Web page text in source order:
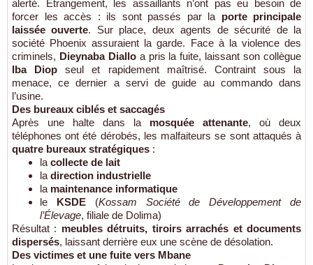
alerté. Étrangement, les assaillants n’ont pas eu besoin de
forcer les accès : ils sont passés par la porte principale
laissée ouverte. Sur place, deux agents de sécurité de la
société Phoenix assuraient la garde. Face à la violence des
criminels, Dieynaba Dialloa pris la fuite, laissant son collègue
Iba Diop seul et rapidement maîtrisé. Contraint sous la
menace, ce dernier a servi de guide au commando dans
l’usine.
Des bureaux ciblés et saccagés
Après une halte dans la mosquée attenante, où deux
téléphones ont été dérobés, les malfaiteurs se sont attaqués à
quatre bureaux stratégiques :
la collecte de lait
la direction industrielle
la maintenance informatique
le KSDE(Kossam Société de Développement de
l’Élevage, filiale de Dolima)
Résultat : meubles détruits, tiroirs arrachés et documents
dispersés, laissant derrière eux une scène de désolation.
Des victimes et une fuite vers Mbane